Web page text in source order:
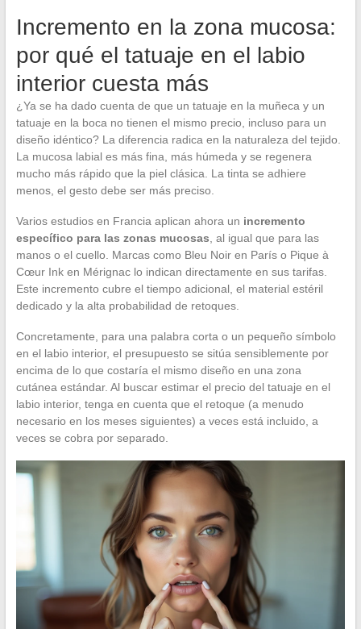
Incremento en la zona mucosa:
por qué el tatuaje en el labio
interior cuesta más
¿Ya se ha dado cuenta de que un tatuaje en la muñeca y un
tatuaje en la boca no tienen el mismo precio, incluso para un
diseño idéntico? La diferencia radica en la naturaleza del tejido.
La mucosa labial es más fina, más húmeda y se regenera
mucho más rápido que la piel clásica. La tinta se adhiere
menos, el gesto debe ser más preciso.
Varios estudios en Francia aplican ahora un incremento
específico para las zonas mucosas , al igual que para las
manos o el cuello. Marcas como Bleu Noir en París o Pique à
Cœur Ink en Mérignac lo indican directamente en sus tarifas.
Este incremento cubre el tiempo adicional, el material estéril
dedicado y la alta probabilidad de retoques.
Concretamente, para una palabra corta o un pequeño símbolo
en el labio interior, el presupuesto se sitúa sensiblemente por
encima de lo que costaría el mismo diseño en una zona
cutánea estándar. Al buscar estimar el precio del tatuaje en el
labio interior, tenga en cuenta que el retoque (a menudo
necesario en los meses siguientes) a veces está incluido, a
veces se cobra por separado.